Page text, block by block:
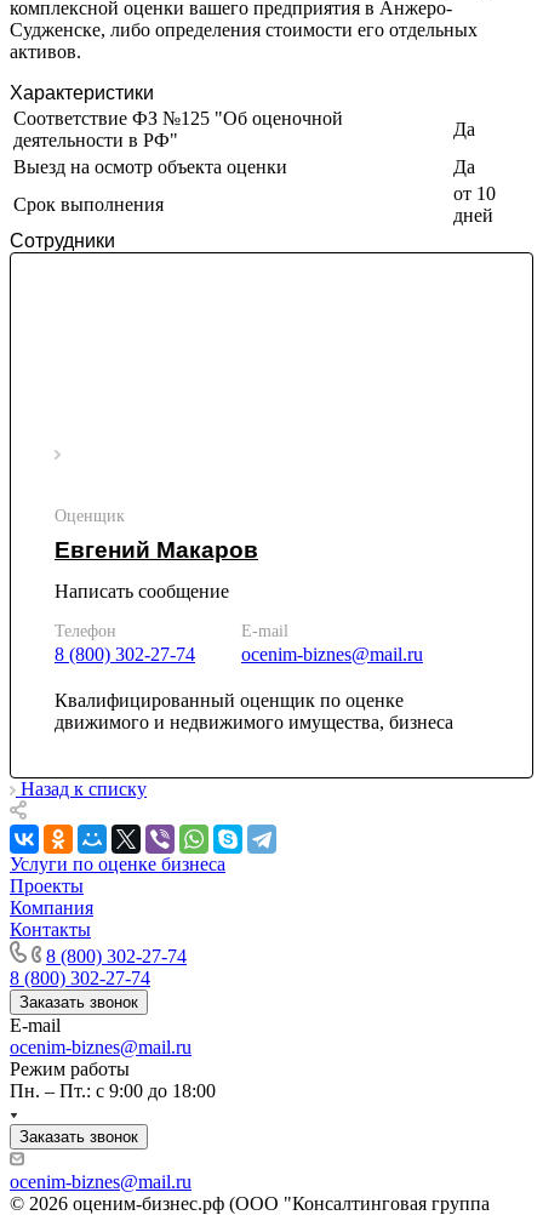
комплексной оценки вашего предприятия в Анжеро-
Судженске, либо определения стоимости его отдельных
активов.
Характеристики
Соответствие ФЗ №125 "Об оценочной
деятельности в РФ"
Да
Выезд на осмотр объекта оценки
Да
Срок выполнения
от 10
дней
Сотрудники
Оценщик
Евгений Макаров
Написать сообщение
Телефон
8 (800) 302-27-74
E-mail
ocenim-biznes@mail.ru
Квалифицированный оценщик по оценке
движимого и недвижимого имущества, бизнеса
Назад к списку
Услуги по оценке бизнеса
Проекты
Компания
Контакты
8 (800) 302-27-74
8 (800) 302-27-74
Заказать звонок
E-mail
ocenim-biznes@mail.ru
Режим работы
Пн. – Пт.: с 9:00 до 18:00
Заказать звонок
ocenim-biznes@mail.ru
© 2026 оценим-бизнес.рф (ООО "Консалтинговая группа
Искитим
Истра
Ишимбай
Йошкар-Ола
Казань
Калининград
Калуга
Камбарка
Кандалакша
Карачев
Карпинск
Каспийск
Кашира
Кемерово
Кинель
Кинешма
Киржач
Кириши
Киров
Кировск
Кисловодск
Клин
Клинцы
Ковров
Когалым
Кодинск
Козельск
Коломна
Колпашево